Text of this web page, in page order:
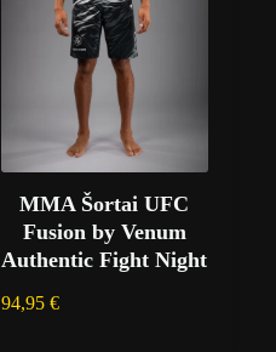
MMA Šortai UFC
Fusion by Venum
Authentic Fight Night
94,95 €